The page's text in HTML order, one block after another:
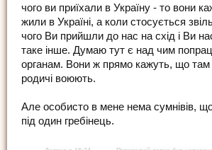
чого ви приїхали в Україну - то вони
жили в Україні, а коли стосується
чого Ви прийшли до нас на схід і Ви
таке інше. Думаю тут є над чим
органам. Вони ж прямо кажуть, що там
родичі воюють.
Але особисто в мене нема сумнівів,
під один гребінець.